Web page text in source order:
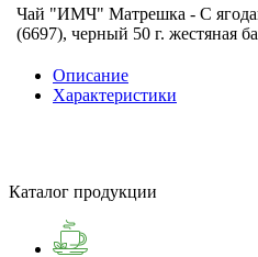
Чай "ИМЧ" Матрешка - С
(6697), черный 50 г. жестяная
Описание
Характеристики
Каталог продукции